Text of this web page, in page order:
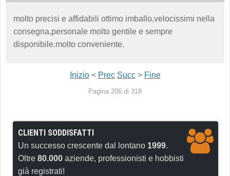
molto precisi e affidabili ottimo imballo,velocissimi nella
consegna,personale molto gentile e sempre
disponibile.molto conveniente.
Inizio< Prec Succ> Fine
Pagina 206 di 318
CLIENTI SODDISFATTI
Un successo crescente dal lontano 1999.
Oltre 80.000 aziende, professionisti e hobbisti
già registrati!